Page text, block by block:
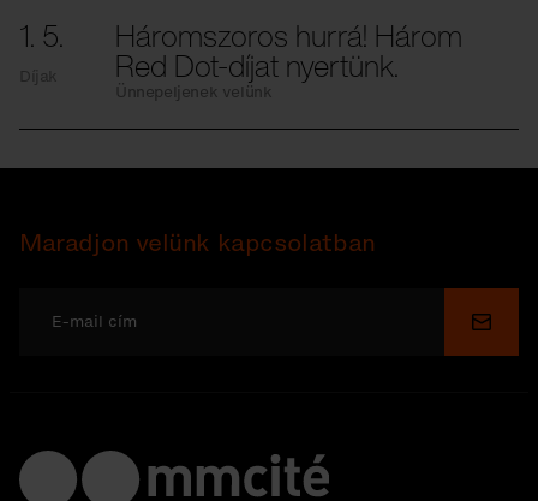
1. 5.
Díjak
Háromszoros hurrá! Három
Red Dot-díjat nyertünk.
Ünnepeljenek velünk
Maradjon velünk kapcsolatban